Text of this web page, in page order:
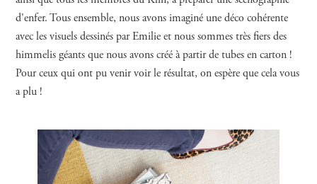
d'enfer. Tous ensemble, nous avons imaginé une déco cohérente
avec les visuels dessinés par Emilie et nous sommes très fiers des
himmelis géants que nous avons créé à partir de tubes en carton !
Pour ceux qui ont pu venir voir le résultat, on espère que cela vous
a plu !